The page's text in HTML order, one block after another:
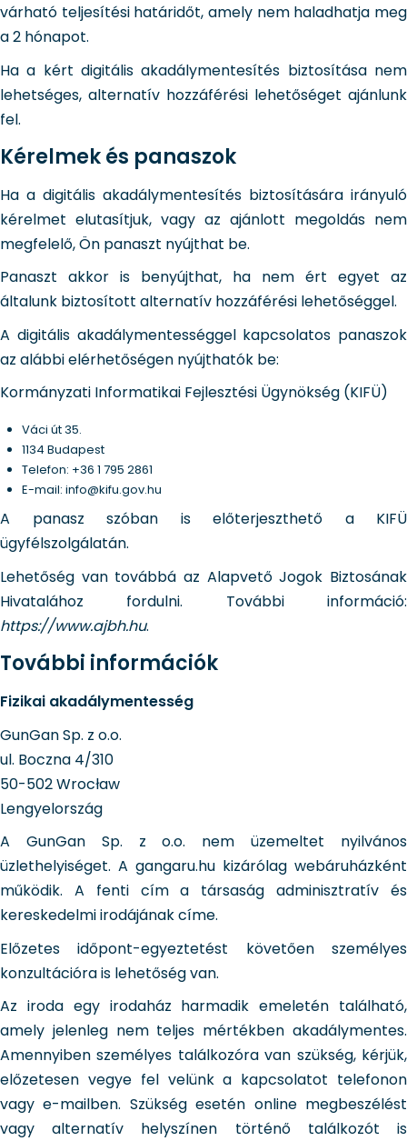
várható teljesítési határidőt, amely nem haladhatja meg
a 2 hónapot.
Ha a kért digitális akadálymentesítés biztosítása nem
lehetséges, alternatív hozzáférési lehetőséget ajánlunk
fel.
Kérelmek és panaszok
Ha a digitális akadálymentesítés biztosítására irányuló
kérelmet elutasítjuk, vagy az ajánlott megoldás nem
megfelelő, Ön panaszt nyújthat be.
Panaszt akkor is benyújthat, ha nem ért egyet az
általunk biztosított alternatív hozzáférési lehetőséggel.
A digitális akadálymentességgel kapcsolatos panaszok
az alábbi elérhetőségen nyújthatók be:
Kormányzati Informatikai Fejlesztési Ügynökség (KIFÜ)
Váci út 35.
1134 Budapest
Telefon: +36 1 795 2861
E-mail: info@kifu.gov.hu
A panasz szóban is előterjeszthető a KIFÜ
ügyfélszolgálatán.
Lehetőség van továbbá az Alapvető Jogok Biztosának
Hivatalához fordulni. További információ:
https://www.ajbh.hu.
További információk
Fizikai akadálymentesség
GunGan Sp. z o.o.
ul. Boczna 4/310
50-502 Wrocław
Lengyelország
A GunGan Sp. z o.o. nem üzemeltet nyilvános
üzlethelyiséget. A gangaru.hu kizárólag webáruházként
működik. A fenti cím a társaság adminisztratív és
kereskedelmi irodájának címe.
Előzetes időpont-egyeztetést követően személyes
konzultációra is lehetőség van.
Az iroda egy irodaház harmadik emeletén található,
amely jelenleg nem teljes mértékben akadálymentes.
Amennyiben személyes találkozóra van szükség, kérjük,
előzetesen vegye fel velünk a kapcsolatot telefonon
vagy e-mailben. Szükség esetén online megbeszélést
vagy alternatív helyszínen történő találkozót is